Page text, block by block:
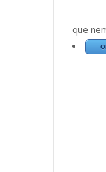
que